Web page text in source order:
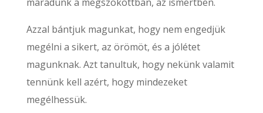
Azzal bántjuk magunkat, hogy nem engedjük
megélni a sikert, az örömöt, és a jólétet
magunknak. Azt tanultuk, hogy nekünk valamit
tennünk kell azért, hogy mindezeket
megélhessük.